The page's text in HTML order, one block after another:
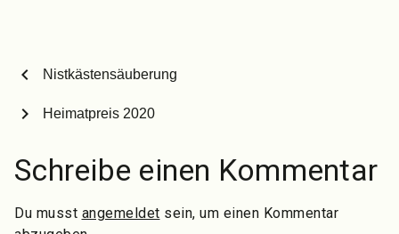
chevron_left Nistkästensäuberung
Heimatpreis 2020
chevron_right
Schreibe einen Kommentar
Du musst angemeldet sein, um einen Kommentar